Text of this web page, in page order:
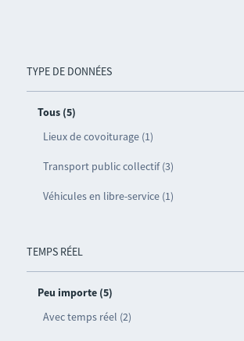
TYPE DE DONNÉES
Tous (5)
Lieux de covoiturage (1)
Transport public collectif (3)
Véhicules en libre-service (1)
TEMPS RÉEL
Peu importe (5)
Avec temps réel (2)